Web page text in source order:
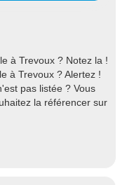
à Trevoux ? Notez la !
à Trevoux ? Alertez !
pas listée ? Vous
la référencer sur